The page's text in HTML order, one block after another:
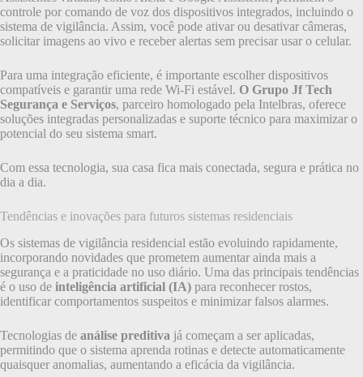
controle por comando de voz dos dispositivos integrados, incluindo o
sistema de vigilância. Assim, você pode ativar ou desativar câmeras,
solicitar imagens ao vivo e receber alertas sem precisar usar o celular.
Para uma integração eficiente, é importante escolher dispositivos
compatíveis e garantir uma rede Wi-Fi estável. O Grupo Jf Tech
Segurança e Serviços, parceiro homologado pela Intelbras, oferece
soluções integradas personalizadas e suporte técnico para maximizar o
potencial do seu sistema smart.
Com essa tecnologia, sua casa fica mais conectada, segura e prática no
dia a dia.
Tendências e inovações para futuros sistemas residenciais
Os sistemas de vigilância residencial estão evoluindo rapidamente,
incorporando novidades que prometem aumentar ainda mais a
segurança e a praticidade no uso diário. Uma das principais tendências
é o uso de inteligência artificial (IA) para reconhecer rostos,
identificar comportamentos suspeitos e minimizar falsos alarmes.
Tecnologias de análise preditiva já começam a ser aplicadas,
permitindo que o sistema aprenda rotinas e detecte automaticamente
quaisquer anomalias, aumentando a eficácia da vigilância.